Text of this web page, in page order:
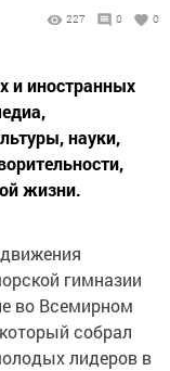
227 0 0
и иностранных
науки,
жизни.
гимназии
во Всемирном
собрал
лидеров в